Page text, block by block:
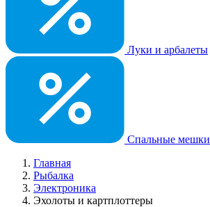
Луки и арбалеты
Спальные мешки
Главная
Рыбалка
Электроника
Эхолоты и картплоттеры